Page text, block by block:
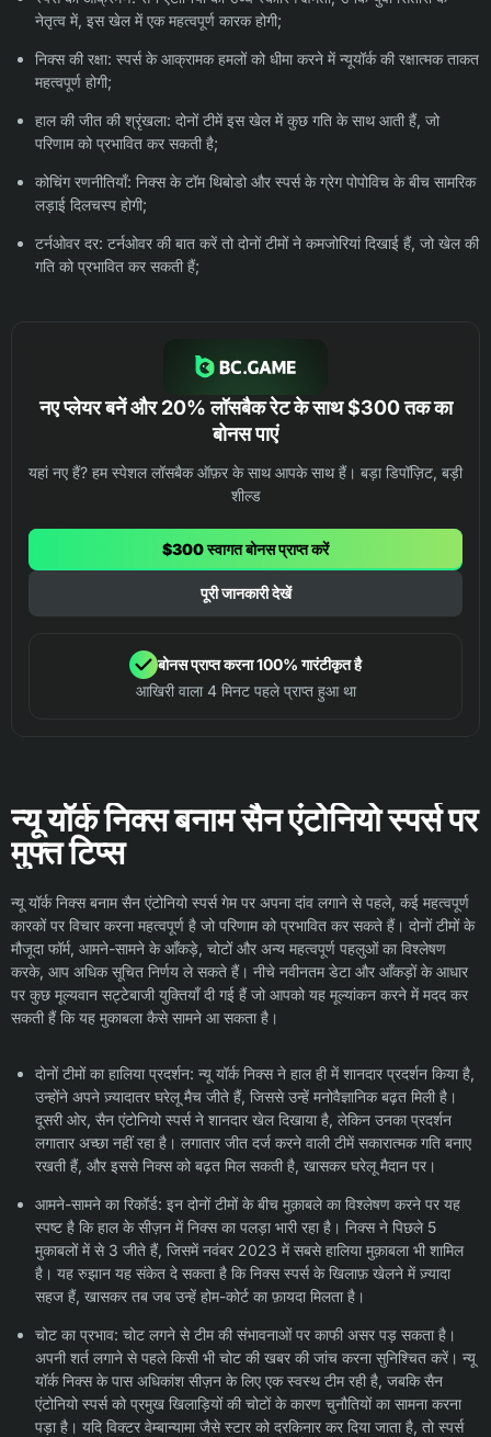
नेतृत्व में, इस खेल में एक महत्वपूर्ण कारक होगी;
निक्स की रक्षा: स्पर्स के आक्रामक हमलों को धीमा करने में न्यूयॉर्क की रक्षात्मक ताकत
महत्वपूर्ण होगी;
हाल की जीत की श्रृंखला: दोनों टीमें इस खेल में कुछ गति के साथ आती हैं, जो
परिणाम को प्रभावित कर सकती है;
कोचिंग रणनीतियाँ: निक्स के टॉम थिबोडो और स्पर्स के ग्रेग पोपोविच के बीच सामरिक
लड़ाई दिलचस्प होगी;
टर्नओवर दर: टर्नओवर की बात करें तो दोनों टीमों ने कमजोरियां दिखाई हैं, जो खेल की
गति को प्रभावित कर सकती हैं;
नए प्लेयर बनें और 20% लॉसबैक रेट के साथ $300 तक का
बोनस पाएं
यहां नए हैं? हम स्पेशल लॉसबैक ऑफ़र के साथ आपके साथ हैं। बड़ा डिपॉज़िट, बड़ी
शील्ड
$300 स्वागत बोनस प्राप्त करें
पूरी जानकारी देखें
बोनस प्राप्त करना 100% गारंटीकृत है
आखिरी वाला 4 मिनट पहले प्राप्त हुआ था
न्यू यॉर्क निक्स बनाम सैन एंटोनियो स्पर्स पर
मुफ्त टिप्स
न्यू यॉर्क निक्स बनाम सैन एंटोनियो स्पर्स गेम पर अपना दांव लगाने से पहले, कई महत्वपूर्ण
कारकों पर विचार करना महत्वपूर्ण है जो परिणाम को प्रभावित कर सकते हैं। दोनों टीमों के
मौजूदा फॉर्म, आमने-सामने के आँकड़े, चोटों और अन्य महत्वपूर्ण पहलुओं का विश्लेषण
करके, आप अधिक सूचित निर्णय ले सकते हैं। नीचे नवीनतम डेटा और आँकड़ों के आधार
पर कुछ मूल्यवान सट्टेबाजी युक्तियाँ दी गई हैं जो आपको यह मूल्यांकन करने में मदद कर
सकती हैं कि यह मुकाबला कैसे सामने आ सकता है।
दोनों टीमों का हालिया प्रदर्शन: न्यू यॉर्क निक्स ने हाल ही में शानदार प्रदर्शन किया है,
उन्होंने अपने ज़्यादातर घरेलू मैच जीते हैं, जिससे उन्हें मनोवैज्ञानिक बढ़त मिली है।
दूसरी ओर, सैन एंटोनियो स्पर्स ने शानदार खेल दिखाया है, लेकिन उनका प्रदर्शन
लगातार अच्छा नहीं रहा है। लगातार जीत दर्ज करने वाली टीमें सकारात्मक गति बनाए
रखती हैं, और इससे निक्स को बढ़त मिल सकती है, खासकर घरेलू मैदान पर।
आमने-सामने का रिकॉर्ड: इन दोनों टीमों के बीच मुक़ाबले का विश्लेषण करने पर यह
स्पष्ट है कि हाल के सीज़न में निक्स का पलड़ा भारी रहा है। निक्स ने पिछले 5
मुकाबलों में से 3 जीते हैं, जिसमें नवंबर 2023 में सबसे हालिया मुक़ाबला भी शामिल
है। यह रुझान यह संकेत दे सकता है कि निक्स स्पर्स के खिलाफ़ खेलने में ज़्यादा
सहज हैं, खासकर तब जब उन्हें होम-कोर्ट का फ़ायदा मिलता है।
चोट का प्रभाव: चोट लगने से टीम की संभावनाओं पर काफी असर पड़ सकता है।
अपनी शर्त लगाने से पहले किसी भी चोट की खबर की जांच करना सुनिश्चित करें। न्यू
यॉर्क निक्स के पास अधिकांश सीज़न के लिए एक स्वस्थ टीम रही है, जबकि सैन
एंटोनियो स्पर्स को प्रमुख खिलाड़ियों की चोटों के कारण चुनौतियों का सामना करना
पड़ा है। यदि विक्टर वेम्बान्यामा जैसे स्टार को दरकिनार कर दिया जाता है, तो स्पर्स